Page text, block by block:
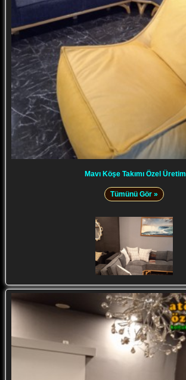
Mavı Köşe Takımı Özel Üretim
Tümünü Gör »